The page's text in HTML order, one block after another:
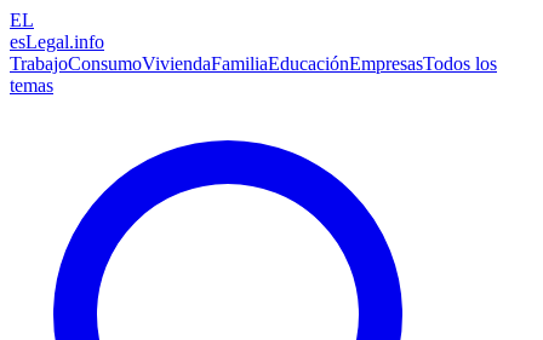
EL
esLegal.info
TrabajoConsumoViviendaFamiliaEducaciónEmpresasTodos los
temas